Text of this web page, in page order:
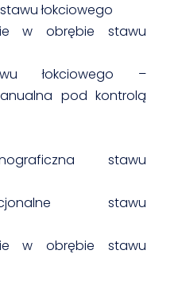
łokciowego
w obrębie stawu
łokciowego –
pod kontrolą
stawu
stawu
w obrębie stawu